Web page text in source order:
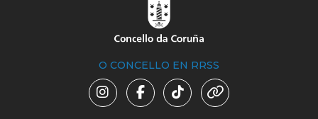
O CONCELLO EN RRSS